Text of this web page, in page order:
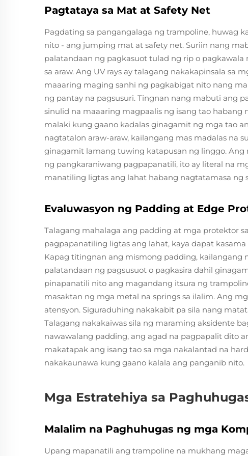
Pagtataya sa Mat at Safety Net
Pagdating sa pangangalaga ng trampoline, huwag
nito - ang jumping mat at safety net. Suriin nang
palatandaan ng pagkasuot tulad ng rip o
sa araw. Ang UV rays ay talagang nakakapinsala sa
maaaring maging sanhi ng pagkabigat nito nang
ng pantay na pagsusuri. Tingnan nang mabuti ang
sinulid na maaaring magpaalis ng isang tao habang
malaki kung gaano kadalas ginagamit ng mga tao
nagtatalon araw-araw, kailangang mas madalas na
ginagamit lamang tuwing katapusan ng linggo. Ang
ng pangkaraniwang pagpapanatili, ito ay literal na
manatiling ligtas ang lahat habang nagtatamasa ng
Evaluwasyon ng Padding at Edge
Talagang mahalaga ang padding at mga protektor
pagpapanatiling ligtas ang lahat, kaya dapat
Kapag titingnan ang mismong padding, kailangang
palatandaan ng pagsusuot o pagkasira dahil
pinapanatili nito ang magandang itsura ng
masaktan ng mga metal na springs sa ilalim. Ang
atensyon. Siguraduhing nakakabit pa sila nang
Talagang nakakaiwas sila ng maraming aksidente
nawawalang padding, ang agad na pagpapalit dito
makatapak ang isang tao sa mga nakalantad na
nakakaunawa kung gaano kalala ang panganib nito.
Mga Estratehiya sa
Malalim na Paghuhugas ng mga
Upang mapanatili ang trampoline na mukhang